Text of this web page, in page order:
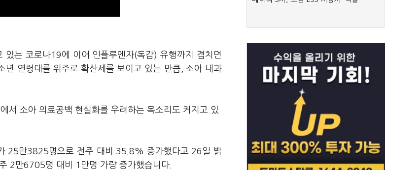
는 코로나19에 이어 인플루엔자(독감) 유행까지 겹치면
연령대를 위주로 확산세를 보이고 있는 만큼, 소아 내과
서 소아 의료공백 현실화를 우려하는 목소리도 커지고 있
25만3825명으로 전주 대비 35.8% 증가했다고 26일 밝
2만6705명 대비 1만명 가량 증가했습니다.